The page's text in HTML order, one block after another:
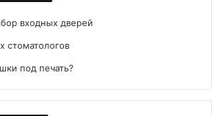
входных дверей
стоматологов
под печать?